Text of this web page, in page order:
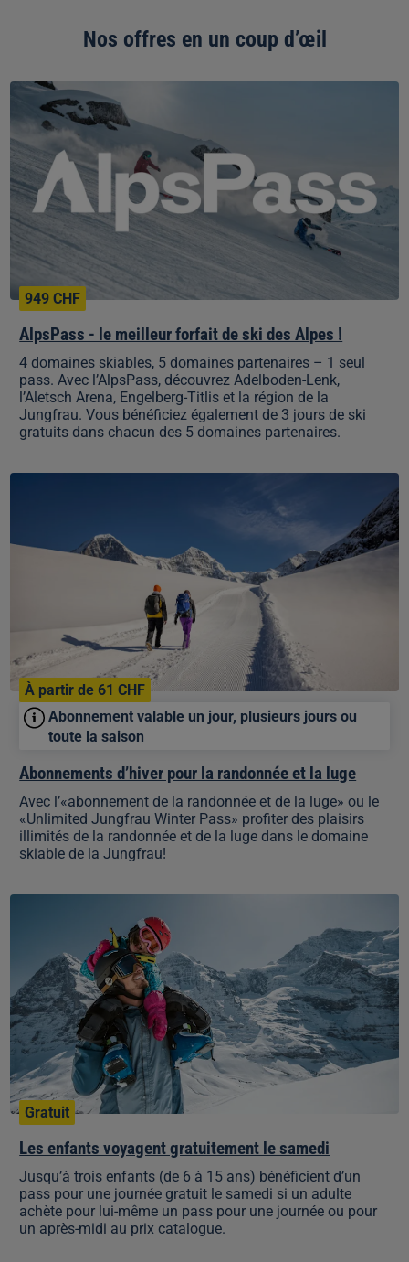
Nos offres en un coup d’œil
AlpsPass
le
meilleur
de
ski
des
Alpes
949 CHF
AlpsPass - le meilleur forfait de ski des Alpes !
4 domaines skiables, 5 domaines partenaires – 1 seul
pass. Avec l’AlpsPass, découvrez Adelboden-Lenk,
l’Aletsch Arena, Engelberg-Titlis et la région de la
Jungfrau. Vous bénéficiez également de 3 jours de ski
gratuits dans chacun des 5 domaines partenaires.
Abonnements
randonnée
À partir de 61 CHF
Abonnement valable un jour, plusieurs jours ou
toute la saison
Abonnements d’hiver pour la randonnée et la luge
Avec l’«abonnement de la randonnée et de la luge» ou le
«Unlimited Jungfrau Winter Pass» profiter des plaisirs
illimités de la randonnée et de la luge dans le domaine
skiable de la Jungfrau!
gratuitement
samedi
Gratuit
Les enfants voyagent gratuitement le samedi
Jusqu’à trois enfants (de 6 à 15 ans) bénéficient d’un
pass pour une journée gratuit le samedi si un adulte
achète pour lui-même un pass pour une journée ou pour
un après-midi au prix catalogue.